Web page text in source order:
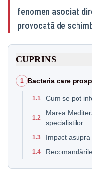
fenomen asociat
provocată de
CUPRINS
1 Bacteria care
1.1 Cum se pot
1.2
Marea
specialiștilor
1.3 Impact
1.4